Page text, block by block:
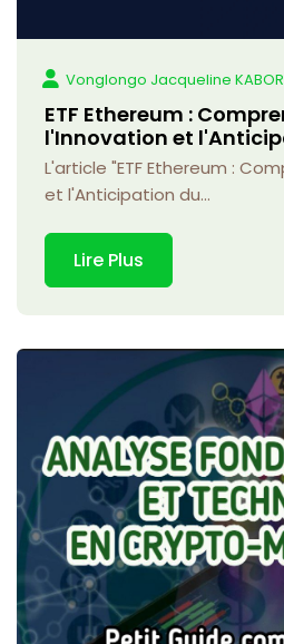
Vonglongo Jacqueline
ETF Ethereum :
l'Innovation et
L'article "ETF Ethereum :
et l'Anticipation du...
Lire Plus